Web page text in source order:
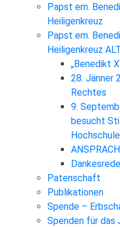
Papst em.
Heiligenkreuz
Papst em.
Heiligenkreuz
„Benedikt
28. Jänner
Rechtes
9.
besucht
Hochschule
Patenschaft
Publikationen
Spende –
Spenden für das